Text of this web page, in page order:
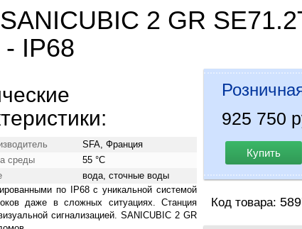
2 GR
IP68
SFA, Франция
среды
55 °С
вода, сточные воды
по IP68 с уникальной системой
даже в сложных ситуациях. Станция
сигнализацией. SANICUBIC 2 GR
925 750
Купить
Код товара: